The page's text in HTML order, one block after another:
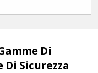
Di
Sicurezza